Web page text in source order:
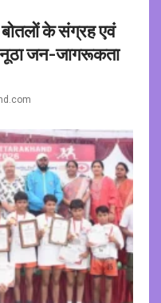
बोतलों के संग्रह एवं
जन-जागरूकता